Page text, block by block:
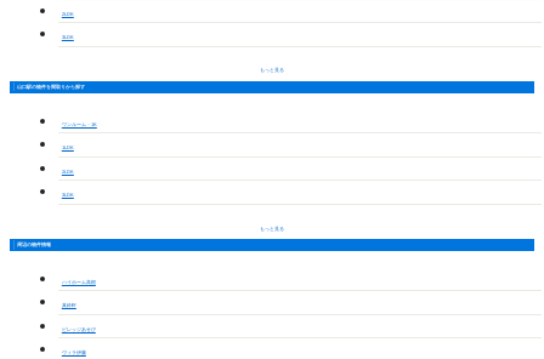
2LDK
3LDK
もっと見る
山口駅の物件を間取りから探す
ワンルーム・1K
1LDK
2LDK
3LDK
もっと見る
周辺の物件情報
ハイホーム高根
真鈴軒
ビレッジあせび
ヴィラ伊藤